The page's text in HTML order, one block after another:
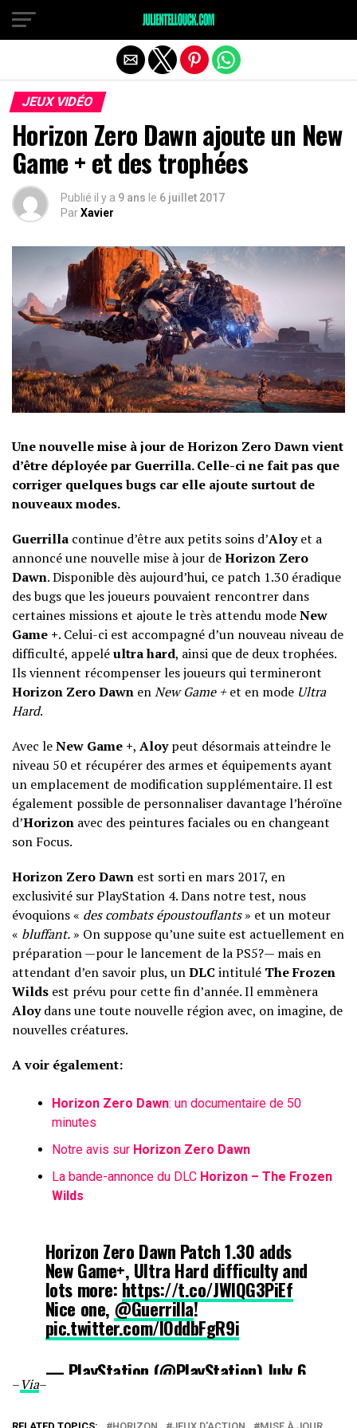
JEUX VIDÉO
Horizon Zero Dawn ajoute un New
Game + et des trophées
Publié il y a 9 ans le 6 juillet 2017
ParXavier
Une nouvelle mise à jour de Horizon Zero Dawn vient
d’être déployée par Guerrilla. Celle-ci ne fait pas que
corriger quelques bugs car elle ajoute surtout de
nouveaux modes.
Guerrilla continue d’être aux petits soins d’Aloyet a
annoncé une nouvelle mise à jour deHorizon Zero
Dawn. Disponible dès aujourd’hui, ce patch 1.30 éradique
des bugs que les joueurs pouvaient rencontrer dans
certaines missions et ajoute le très attendu modeNew
Game +. Celui-ci est accompagné d’un nouveau niveau de
difficulté, appeléultra hard, ainsi que de deux trophées.
Ils viennent récompenser les joueurs qui termineront
Horizon Zero Dawn enNew Game +et en mode Ultra
Hard.
Avec leNew Game +, Aloypeut désormais atteindre le
niveau 50 et récupérer des armes et équipements ayant
un emplacement de modification supplémentaire. Il est
également possible de personnaliser davantage l’héroïne
d’Horizon avec des peintures faciales ou en changeant
son Focus.
Horizon Zero Dawn est sorti en mars 2017, en
exclusivité sur PlayStation 4. Dans notre test, nous
évoquions « des combats époustouflants» et un moteur
« bluffant. » On suppose qu’une suite est actuellement en
préparation —pour le lancement de la PS5?— mais en
attendant d’en savoir plus, unDLC intitulé The Frozen
Wilds est prévu pour cette fin d’année. Il emmènera
Aloydans une toute nouvelle région avec, on imagine, de
nouvelles créatures.
A voir également:
Horizon Zero Dawn: un documentaire de 50
minutes
Notre avis sur Horizon Zero Dawn
La bande-annonce du DLC Horizon – The Frozen
Wilds
Horizon Zero Dawn Patch 1.30 adds
New Game+, Ultra Hard difficulty and
lots more: https://t.co/JWlQG3PiEf
Nice one, @Guerrilla!
pic.twitter.com/lOddbFgR9i
— PlayStation (@PlayStation) July 6,
2017
–Via–